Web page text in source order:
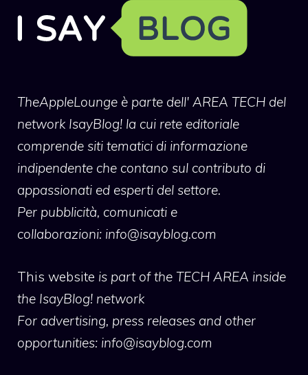
TheAppleLounge è parte dell' AREA TECH del
network IsayBlog! la cui rete editoriale
comprende siti tematici di informazione
indipendente che contano sul contributo di
appassionati ed esperti del settore.
Per pubblicità, comunicati e
collaborazioni: info@isayblog.com
This website is part of the TECH AREA inside
the IsayBlog! network
For advertising, press releases and other
opportunities: info@isayblog.com